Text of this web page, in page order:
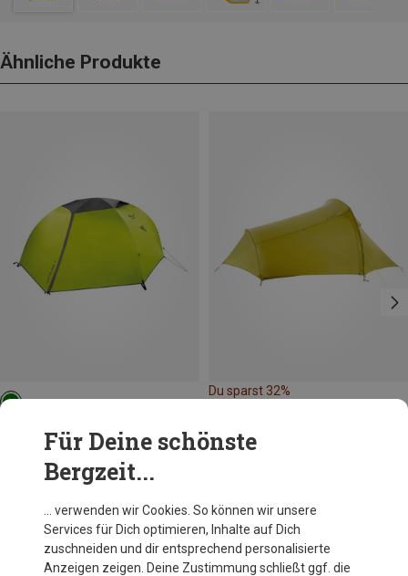
Ähnliche Produkte
Latitude II Zelt
264,60 €
Du sparst 32%
Andere Kunden kauften auch
Für Deine schönste
Bergzeit...
… verwenden wir Cookies. So können wir unsere
Services für Dich optimieren, Inhalte auf Dich
zuschneiden und dir entsprechend personalisierte
Anzeigen zeigen. Deine Zustimmung schließt ggf. die